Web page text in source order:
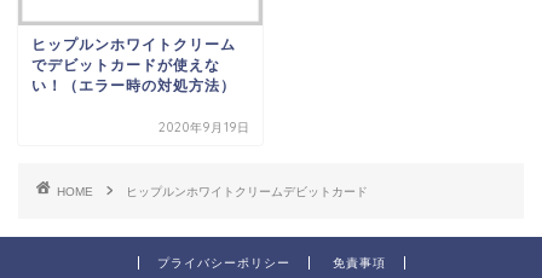
ヒップルンホワイトクリーム
でデビットカードが使えな
い！（エラー時の対処方法）
2020年9月19日
HOME ヒップルンホワイトクリームデビットカード
プライバシーポリシー 免責事項